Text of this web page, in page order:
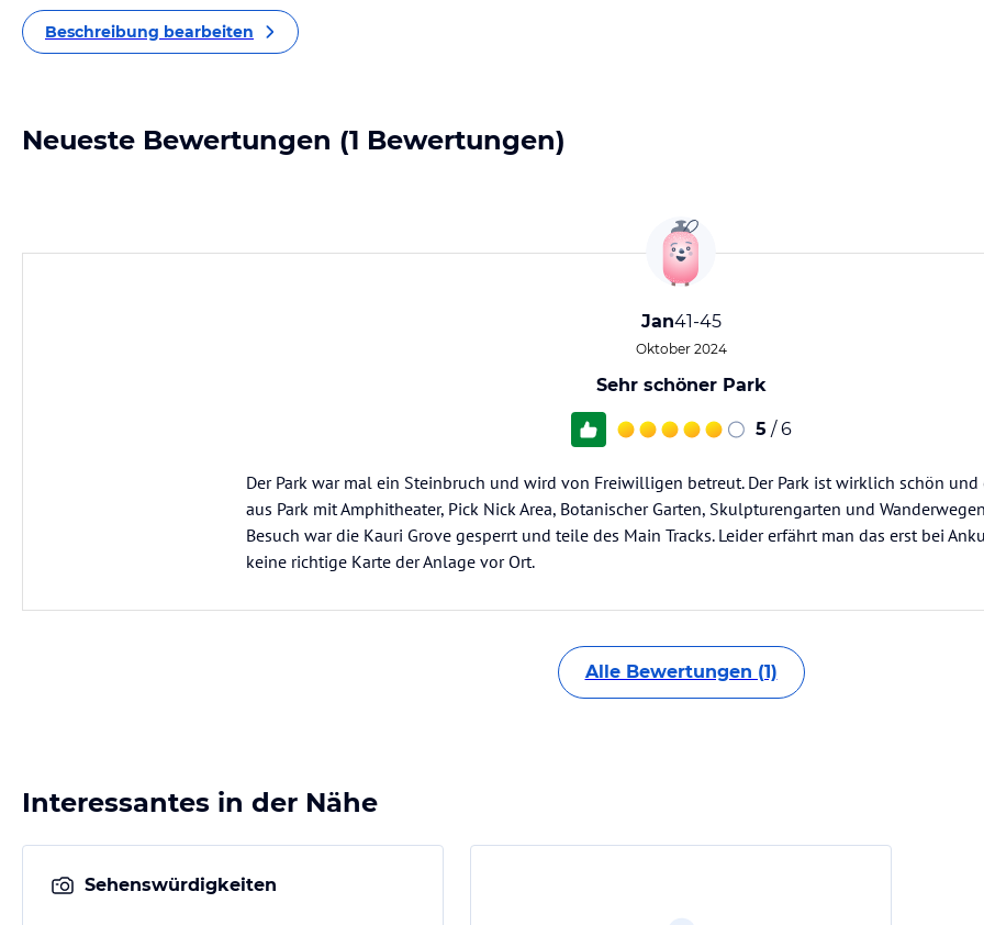
Beschreibung bearbeiten
Neueste Bewertungen (1 Bewertungen)
Jan41-45
Oktober 2024
Sehr schöner Park
5 / 6
Der Park war mal ein Steinbruch und wird von Freiwilligen betreut. Der Park ist wirklich schön
aus Park mit Amphitheater, Pick Nick Area, Botanischer Garten, Skulpturengarten und
Besuch war die Kauri Grove gesperrt und teile des Main Tracks. Leider erfährt man das erst bei
keine richtige Karte der Anlage vor Ort.
Alle Bewertungen (1)
Interessantes in der Nähe
Sehenswürdigkeiten